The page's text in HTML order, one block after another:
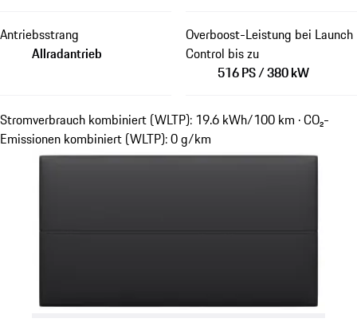
Antriebsstrang
Allradantrieb
Overboost-Leistung bei Launch
Control bis zu
516 PS / 380 kW
Stromverbrauch kombiniert (WLTP): 19.6 kWh/100 km · CO₂-
Emissionen kombiniert (WLTP): 0 g/km